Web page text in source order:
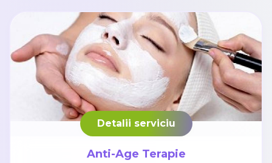
Detalii serviciu
Anti-Age Terapie